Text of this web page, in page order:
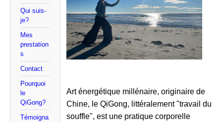
Qui suis-
je?
Mes
prestation
s
Contact
Pourquoi
le
QiGong?
Témoigna
Art énergétique millénaire, originaire de
Chine, le QiGong, littéralement "travail du
souffle", est une pratique corporelle